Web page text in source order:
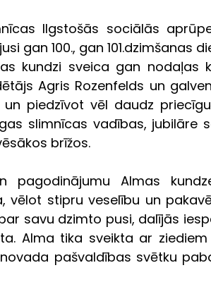
Ilgstošās sociālās
gan 100., gan 101.dzimšanas
kundzi sveica gan nodaļas
Agris Rozenfelds un
piedzīvot vēl daudz
slimnīcas vadības, jubilāre
brīžos.
pagodinājumu Almas
vēlot stipru veselību un
savu dzimto pusi, dalījās
Alma tika sveikta ar
pašvaldības svētku